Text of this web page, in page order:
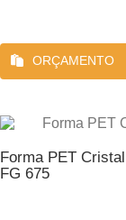
ORÇAMENTO
Forma PET
FG 675